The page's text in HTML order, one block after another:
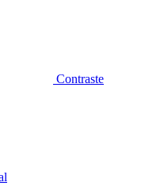
Contraste